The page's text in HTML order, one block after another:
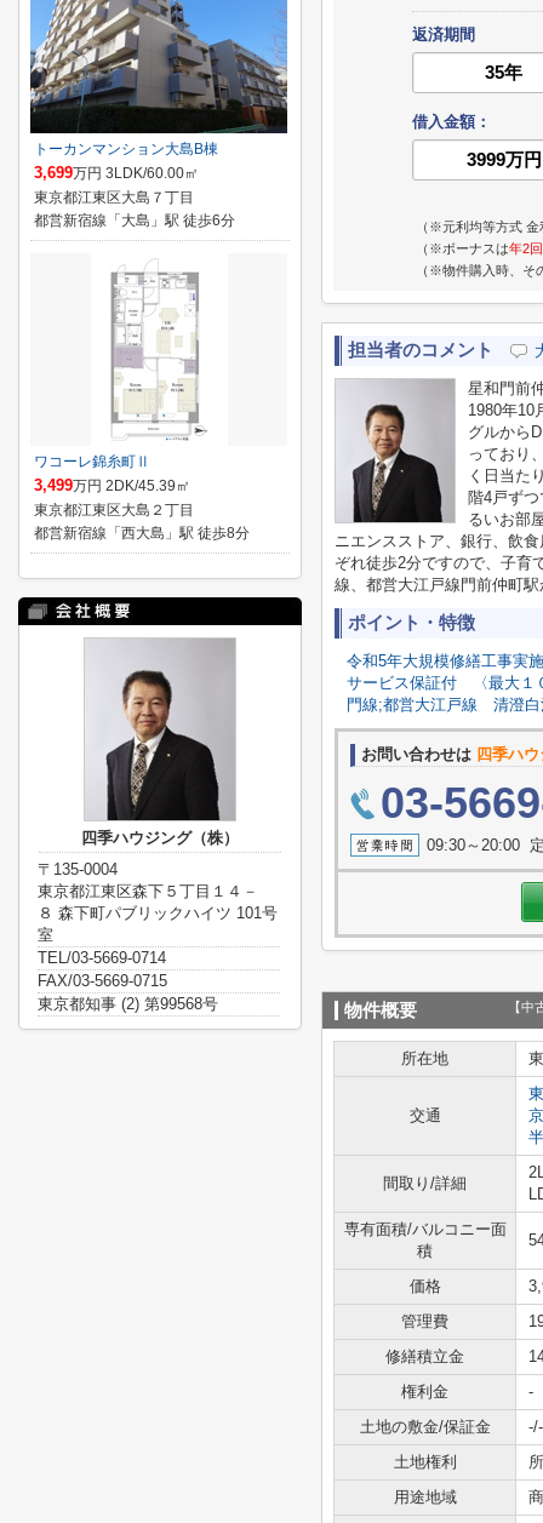
返済期間
借入金額：
（※元利均等方式 金
（※ボーナスは年2回
（※物件購入時、そ
担当者のコメント
星和門前
1980年10
グルから
っており
く日当た
階4戸ず
るいお部
ニエンスストア、銀行、飲
ぞれ徒歩2分ですので、子育
線、都営大江戸線門前仲町
ポイント・特徴
令和5年大規模修繕工事実
サービス保証付
〈最大
門線;都営大江戸線
清澄
お問い合わせは 四季ハ
03-
09:30～20:00
物件概要 【中
所在地
交通
間取り/詳細
専有面積/バルコニー面
積
価格
管理費
修繕積立金
権利金
-
土地の敷金/保証金
-/-
土地権利
用途地域
トーカンマンション大島B棟
3,699万円 3LDK/60.00㎡
東京都江東区大島７丁目
都営新宿線「大島」駅 徒歩6分
ワコーレ錦糸町Ⅱ
3,499万円 2DK/45.39㎡
東京都江東区大島２丁目
都営新宿線「西大島」駅 徒歩8分
四季ハウジング（株）
〒135-0004
東京都江東区森下５丁目１４－
８ 森下町パブリックハイツ 101号
室
TEL/03-5669-0714
FAX/03-5669-0715
東京都知事 (2) 第99568号